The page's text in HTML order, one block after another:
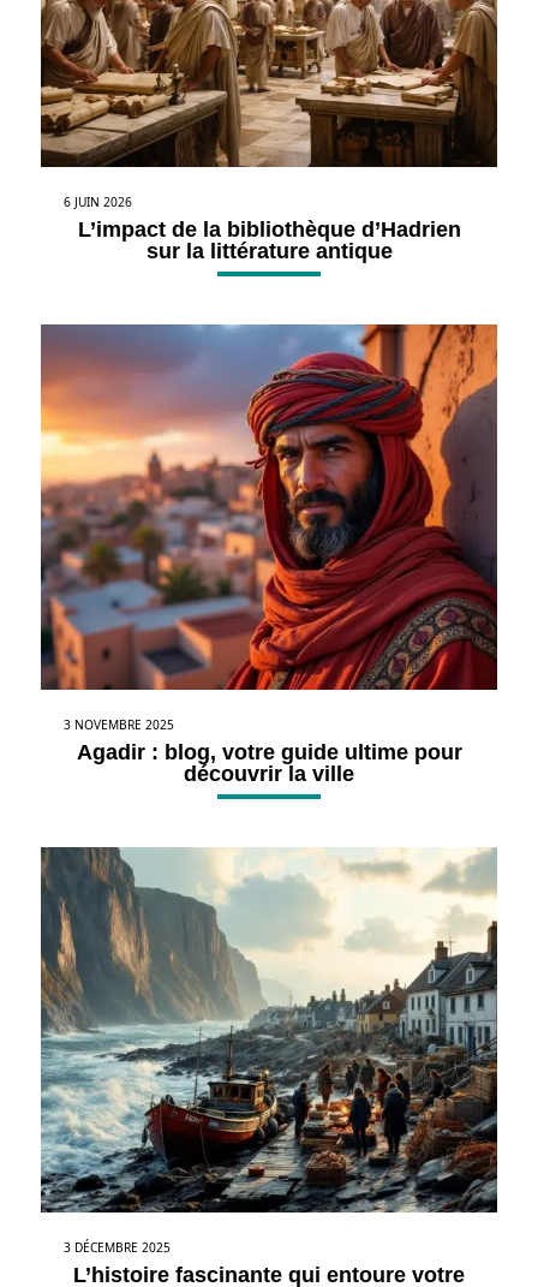
6 JUIN 2026
L’impact de la bibliothèque d’Hadrien
sur la littérature antique
3 NOVEMBRE 2025
Agadir : blog, votre guide ultime pour
découvrir la ville
3 DÉCEMBRE 2025
L’histoire fascinante qui entoure votre